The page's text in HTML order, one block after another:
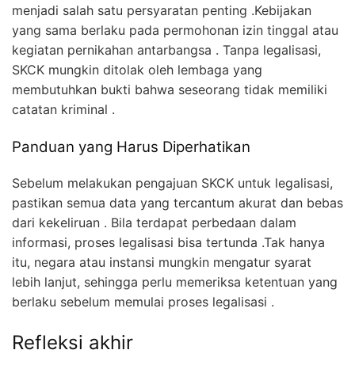
menjadi salah satu persyaratan penting .Kebijakan
yang sama berlaku pada permohonan izin tinggal atau
kegiatan pernikahan antarbangsa . Tanpa legalisasi,
SKCK mungkin ditolak oleh lembaga yang
membutuhkan bukti bahwa seseorang tidak memiliki
catatan kriminal .
Panduan yang Harus Diperhatikan
Sebelum melakukan pengajuan SKCK untuk legalisasi,
pastikan semua data yang tercantum akurat dan bebas
dari kekeliruan . Bila terdapat perbedaan dalam
informasi, proses legalisasi bisa tertunda .Tak hanya
itu, negara atau instansi mungkin mengatur syarat
lebih lanjut, sehingga perlu memeriksa ketentuan yang
berlaku sebelum memulai proses legalisasi .
Refleksi akhir